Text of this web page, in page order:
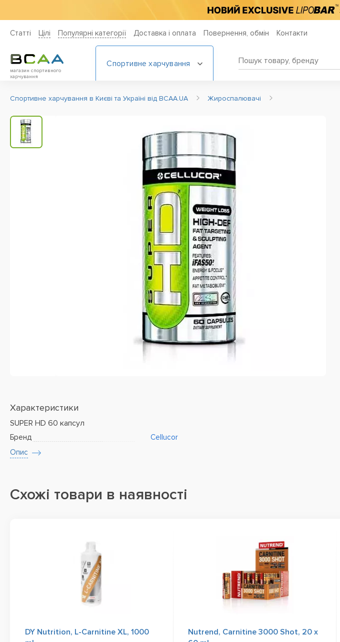
Статті Цiлi Популярні категорії Доставка і оплата Повернення, обмін Контакти
магазин спортивного
харчування
Спортивне харчування
Спортивне харчування в Києві та Україні від BCAA.UA Жироспалювачі
Характеристики
SUPER HD 60 капсул
Бренд
Cellucor
Опис
Схожі товари в наявності
DY Nutrition, L-Carnitine XL, 1000
Nutrend, Carnitine 3000 Shot, 20 x